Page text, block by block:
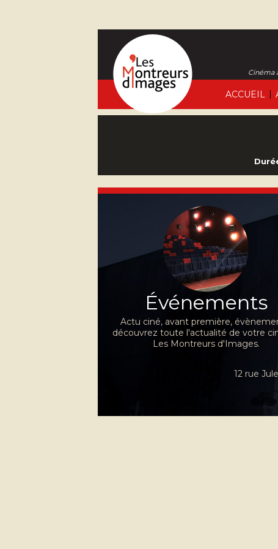
ACCUEIL |
Cinéma
Événements
Actu ciné, avant première,
découvrez toute l'actualité de votre
Les Montreurs d'Images.
12 rue